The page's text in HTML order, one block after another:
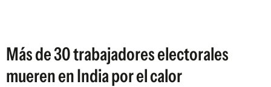
Más de 30 trabajadores electorales
mueren en India por el calor